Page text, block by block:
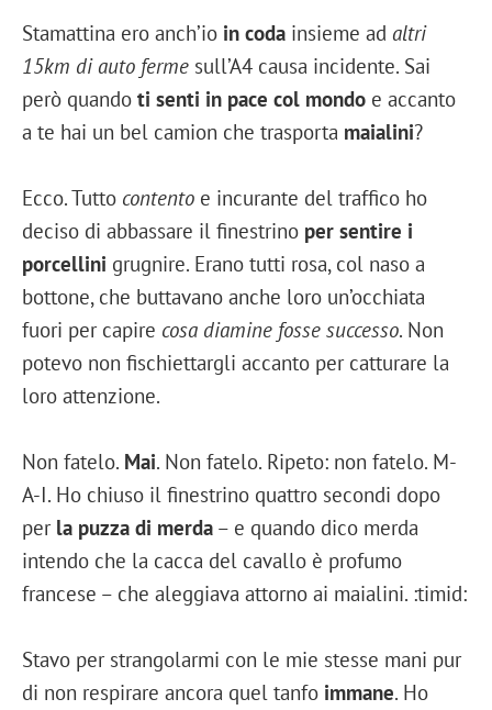
Stamattina ero anch’io in coda insieme ad altri
15km di auto ferme sull’A4 causa incidente. Sai
però quando ti senti in pace col mondo e accanto
a te hai un bel camion che trasporta maialini?
Ecco. Tutto contento e incurante del traffico ho
deciso di abbassare il finestrino per sentire i
porcellini grugnire. Erano tutti rosa, col naso a
bottone, che buttavano anche loro un’occhiata
fuori per capire cosa diamine fosse successo. Non
potevo non fischiettargli accanto per catturare la
loro attenzione.
Non fatelo. Mai. Non fatelo. Ripeto: non fatelo. M-
A-I. Ho chiuso il finestrino quattro secondi dopo
per la puzza di merda – e quando dico merda
intendo che la cacca del cavallo è profumo
francese – che aleggiava attorno ai maialini. :timid:
Stavo per strangolarmi con le mie stesse mani pur
di non respirare ancora quel tanfo immane. Ho